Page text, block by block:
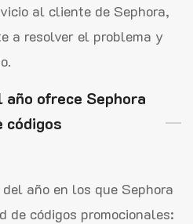
al cliente de Sephora,
a resolver el problema y
año ofrece Sephora
códigos
año en los que Sephora
de códigos promocionales: